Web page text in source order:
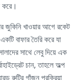
করে।
জুকিনি খাওয়ার আগে রকেট
বাফার তৈরি করে যা
সাথে লেবু দিয়ে এক
চান, তাহলে অল্প
রুটির গাঁজন প্রক্রিয়া